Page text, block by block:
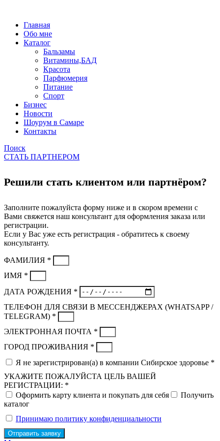
Главная
Обо мне
Каталог
Бальзамы
Витамины,БАД
Красота
Парфюмерия
Питание
Спорт
Бизнес
Новости
Шоурум в Самаре
Контакты
Поиск
СТАТЬ ПАРТНЕРОМ
Решили стать клиентом или партнёром?
Заполните пожалуйста форму ниже и в скором времени с
Вами свяжется наш консультант для оформления заказа или
регистрации.
Если у Вас уже есть регистрация - обратитесь к своему
консультанту.
ФАМИЛИЯ *
ИМЯ *
ДАТА РОЖДЕНИЯ *
ТЕЛЕФОН ДЛЯ СВЯЗИ В МЕССЕНДЖЕРАХ (WHATSAPP /
TELEGRAM) *
ЭЛЕКТРОННАЯ ПОЧТА *
ГОРОД ПРОЖИВАНИЯ *
Я не зарегистрирован(а) в компании Сибирское здоровье *
УКАЖИТЕ ПОЖАЛУЙСТА ЦЕЛЬ ВАШЕЙ
РЕГИСТРАЦИИ: *
Оформить карту клиента и покупать для себя
Получить
каталог
Принимаю политику конфиденциальности
Отправить заявку